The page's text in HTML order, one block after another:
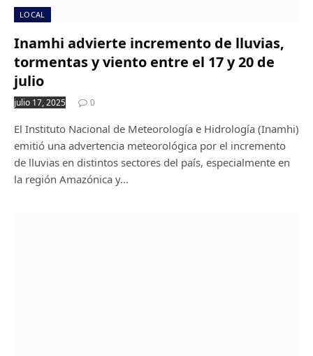
LOCAL
Inamhi advierte incremento de lluvias,
tormentas y viento entre el 17 y 20 de
julio
julio 17, 2025 0
El Instituto Nacional de Meteorología e Hidrología (Inamhi)
emitió una advertencia meteorológica por el incremento
de lluvias en distintos sectores del país, especialmente en
la región Amazónica y…